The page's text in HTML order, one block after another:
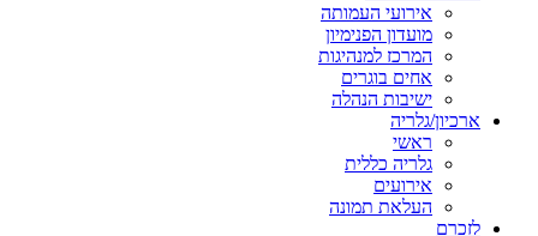
אירועי העמותה
מועדון הפנימיון
המרכז למנהיגות
אחים בוגרים
ישיבות הנהלה
ארכיון/גלריה
ראשי
גלריה כללית
אירועים
העלאת תמונה
לזכרם